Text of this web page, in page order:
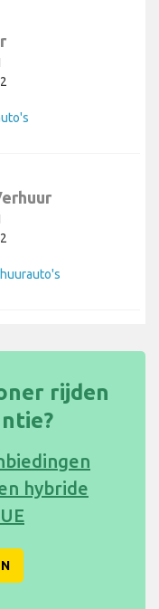
rijden
hybride